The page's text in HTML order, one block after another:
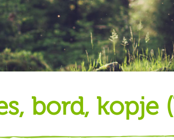
bord, kopje